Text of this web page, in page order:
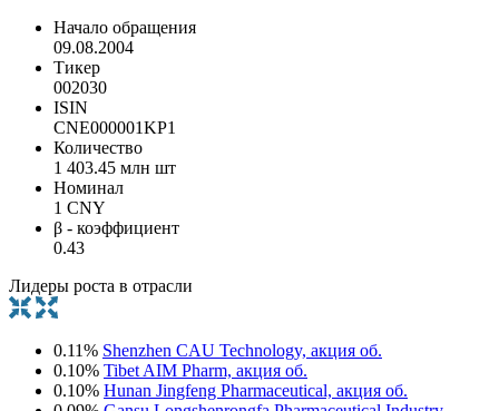
Начало обращения
09.08.2004
Тикер
002030
ISIN
CNE000001KP1
Количество
1 403.45 млн шт
Номинал
1 CNY
β - коэффициент
0.43
Лидеры роста в отрасли
0.11% Shenzhen CAU Technology, акция об.
0.10% Tibet AIM Pharm, акция об.
0.10% Hunan Jingfeng Pharmaceutical, акция об.